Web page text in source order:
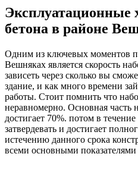
Эксплуатационные
бетона в районе
Одним из ключевых моментов
Вешняках является скорость
зависеть через сколько вы
здание, и как много времени
работы. Стоит помнить что
неравномерно. Основная часть
достигает 70%. потом в
затвердевать и достигает
истечению данного срока
всеми основными